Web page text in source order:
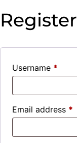
Register
Username *
Email address *